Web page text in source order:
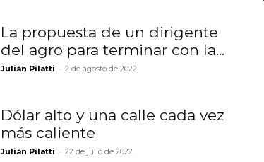
La propuesta de un dirigente
del agro para terminar con la...
Julián Pilatti - 2 de agosto de 2022
Dólar alto y una calle cada vez
más caliente
Julián Pilatti - 22 de julio de 2022